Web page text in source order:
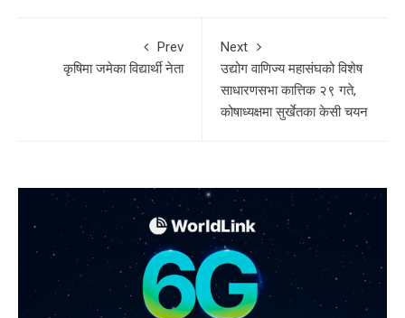
Prev
कृषिमा जमेका विद्यार्थी नेता
Next
उद्योग वाणिज्य महासंघको विशेष
साधारणसभा कात्तिक २९ गते,
कोषाध्यक्षमा सुर्खेतका केसी चयन